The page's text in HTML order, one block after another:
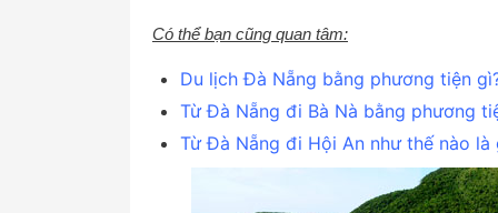
Có thể bạn cũng quan tâm:
Du lịch Đà Nẵng bằng phương tiện
Từ Đà Nẵng đi Bà Nà bằng phương
Từ Đà Nẵng đi Hội An như thế nào là